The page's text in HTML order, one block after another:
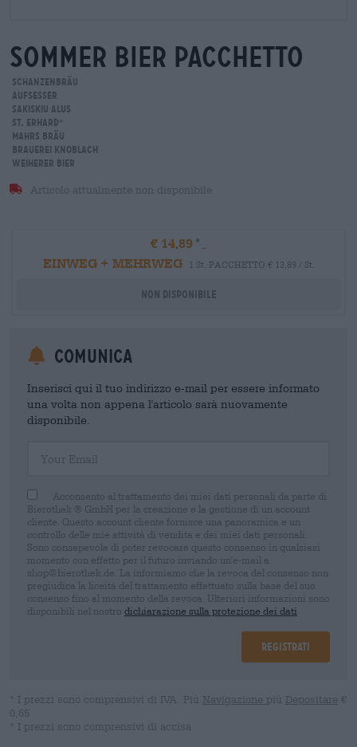
sommer bier pacchetto
Schanzenbräu
Aufsesser
Sakiskiu Alus
St. ERHARD
Mahrs Bräu
Brauerei Knoblach
Weiherer Bier
Articolo attualmente non disponibile
€ 14,89
EINWEG + MEHRWEG
1 St. PACCHETTO € 13,89 / St.
Non disponibile
Comunica
Inserisci qui il tuo indirizzo e-mail per essere informato
una volta non appena l'articolo sarà nuovamente
disponibile.
Acconsento al trattamento dei miei dati personali da parte di
Bierothek ® GmbH per la creazione e la gestione di un account
cliente. Questo account cliente fornisce una panoramica e un
controllo delle mie attività di vendita e dei miei dati personali.
Sono consapevole di poter revocare questo consenso in qualsiasi
momento con effetto per il futuro inviando un'e-mail a
shop@bierothek.de. La informiamo che la revoca del consenso non
pregiudica la liceità del trattamento effettuato sulla base del suo
consenso fino al momento della revoca. Ulteriori informazioni sono
disponibili nel nostro dichiarazione sulla protezione dei dati
Registrati
* I prezzi sono comprensivi di IVA. Più Navigazione più Depositare €
0,65
* I prezzi sono comprensivi di accisa